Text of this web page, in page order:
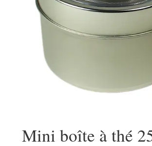
Mini boîte à thé